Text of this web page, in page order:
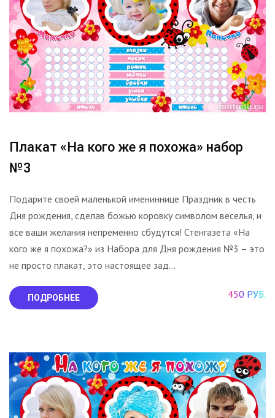
Плакат «На кого же я похожа» набор
№3
Подарите своей маленькой имениннице Праздник в честь
Дня рождения, сделав божью коровку символом веселья, и
все ваши желания непременно сбудутся! Стенгазета «На
кого же я похожа?» из Набора для Дня рождения №3 – это
не просто плакат, это настоящее зад...
ПОДРОБНЕЕ 450 РУБ.